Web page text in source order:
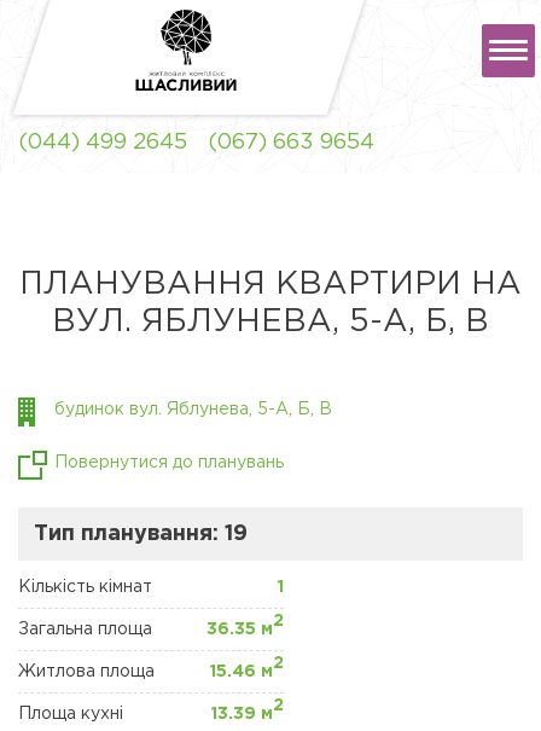
БОРЩАГІВКА
КОМЕРЦІЙНА
НЕРУХОМІСТЬ
(044) 499 2645 (067) 663 9654
ПЛАНУВАННЯ КВАРТИРИ НА
ВУЛ. ЯБЛУНЕВА, 5-А, Б, В
будинок вул. Яблунева, 5-А, Б, В
Повернутися до планувань
Тип планування: 19
Кількість кімнат 1
Загальна площа 36.35 м
2
Житлова площа 15.46 м
2
Площа кухні 13.39 м
2